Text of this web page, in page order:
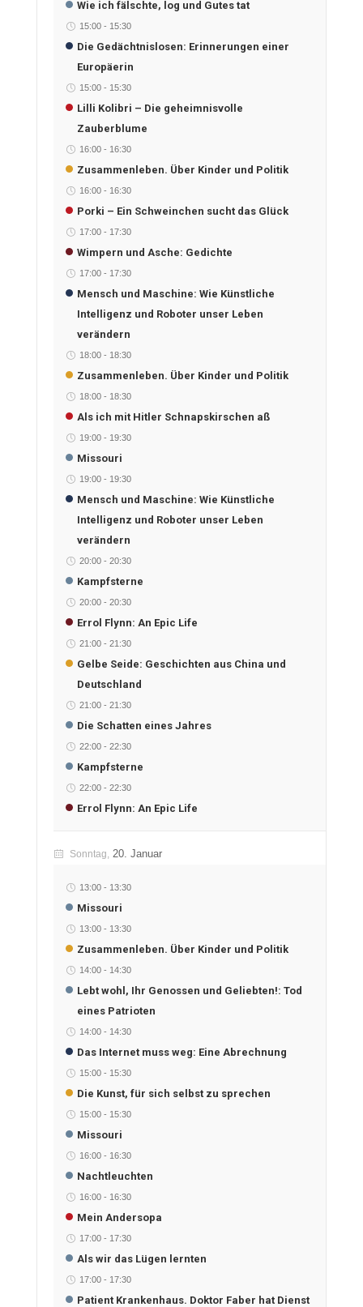
Wie ich fälschte, log und Gutes tat
15:00- 15:30
Die Gedächtnislosen: Erinnerungen einer
Europäerin
15:00- 15:30
Lilli Kolibri – Die geheimnisvolle
Zauberblume
16:00- 16:30
Zusammenleben. Über Kinder und Politik
16:00- 16:30
Porki – Ein Schweinchen sucht das Glück
17:00- 17:30
Wimpern und Asche: Gedichte
17:00- 17:30
Mensch und Maschine: Wie Künstliche
Intelligenz und Roboter unser Leben
verändern
18:00- 18:30
Zusammenleben. Über Kinder und Politik
18:00- 18:30
Als ich mit Hitler Schnapskirschen aß
19:00- 19:30
Missouri
19:00- 19:30
Mensch und Maschine: Wie Künstliche
Intelligenz und Roboter unser Leben
verändern
20:00- 20:30
Kampfsterne
20:00- 20:30
Errol Flynn: An Epic Life
21:00- 21:30
Gelbe Seide: Geschichten aus China und
Deutschland
21:00- 21:30
Die Schatten eines Jahres
22:00- 22:30
Kampfsterne
22:00- 22:30
Errol Flynn: An Epic Life
Sonntag, 20. Januar
13:00- 13:30
Missouri
13:00- 13:30
Zusammenleben. Über Kinder und Politik
14:00- 14:30
Lebt wohl, Ihr Genossen und Geliebten!: Tod
eines Patrioten
14:00- 14:30
Das Internet muss weg: Eine Abrechnung
15:00- 15:30
Die Kunst, für sich selbst zu sprechen
15:00- 15:30
Missouri
16:00- 16:30
Nachtleuchten
16:00- 16:30
Mein Andersopa
17:00- 17:30
Als wir das Lügen lernten
17:00- 17:30
Patient Krankenhaus. Doktor Faber hat Dienst